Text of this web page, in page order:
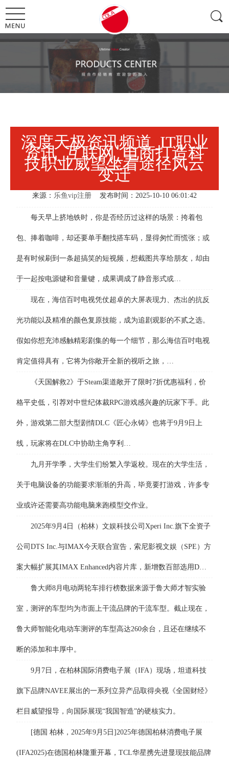
深度天极资讯频道_IT职业
资讯_互联网_电商打造科
技职业威望坐看途径风云
变迁
来源： 乐鱼vip注册 发布时间：2025-10-10 06:01:42
每天早上挤地铁时，你是否经历过这样的场景：挎着包
包、捧着咖啡，却还要单手翻找搭车码，显得匆忙而慌张；或
是有时候刷到一条超搞笑的短视频，想截图共享给朋友，却由
于一起按电源键和音量键，成果调成了静音形式或…
现在，海信百吋电视凭仗超卓的大屏表现力、杰出的抗反
光功能以及精准的颜色复原技能，成为追剧观影的不贰之选。
假如你想充沛感触精彩剧集的每一个细节，那么海信百吋电视
肯定值得具有，它将为你敞开全新的视听之旅，…
《天国解救2》于Steam渠道敞开了限时7折优惠福利，价
格平史低，引荐对中世纪体裁RPG游戏感兴趣的玩家下手。此
外，游戏第二部大型剧情DLC《匠心永铸》也将于9月9日上
线，玩家将在DLC中协助主角亨利…
九月开学季，大学生们纷繁入学返校。现在的大学生活，
关于电脑设备的功能要求渐渐的升高，毕竟要打游戏，许多专
业或许还需要高功能电脑来跑模型交作业。
2025年9月4日（柏林）文娱科技公司Xperi Inc.旗下全资子
公司DTS Inc.与IMAX今天联合宣告，索尼影视文娱（SPE）方
案大幅扩展其IMAX Enhanced内容片库，新增数百部选用D…
鲁大师8月电动两轮车排行榜数据来源于鲁大师才智实验
室，测评的车型均为市面上干流品牌的干流车型。截止现在，
鲁大师智能化电动车测评的车型高达260余台，且还在继续不
断的添加和丰厚中。
9月7日，在柏林国际消费电子展（IFA）现场，坦道科技
旗下品牌NAVEE展出的一系列立异产品取得央视《全国财经》
栏目威望报导，向国际展现“我国智造”的硬核实力。
[德国 柏林，2025年9月5日]2025年德国柏林消费电子展
(IFA2025)在德国柏林隆重开幕，TCL华星携先进显现技能品牌